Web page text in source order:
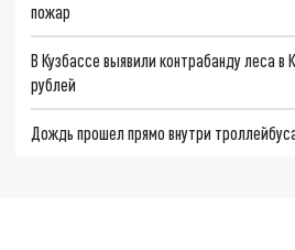
пожар
В Кузбассе выявили контрабанду леса в
рублей
Дождь прошел прямо внутри